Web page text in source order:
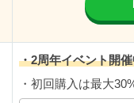
・2周年イベント開
・初回購入は最大